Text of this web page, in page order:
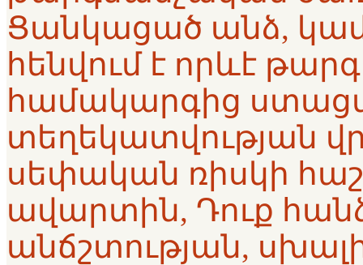
Ցանկացած անձ, կամ
հենվում է որևէ
համակարգից
տեղեկատվության
սեփական ռիսկի
ավարտին, Դուք
անճշտության,